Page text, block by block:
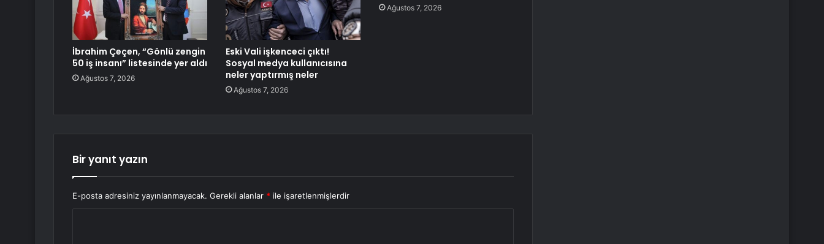
İbrahim Çeçen, “Gönlü zengin
50 iş insanı” listesinde yer aldı
Ağustos 7, 2026
Eski Vali işkenceci çıktı!
Sosyal medya kullanıcısına
neler yaptırmış neler
Ağustos 7, 2026
Ağustos 7, 2026
Bir yanıt yazın
E-posta adresiniz yayınlanmayacak. Gerekli alanlar * ile işaretlenmişlerdir